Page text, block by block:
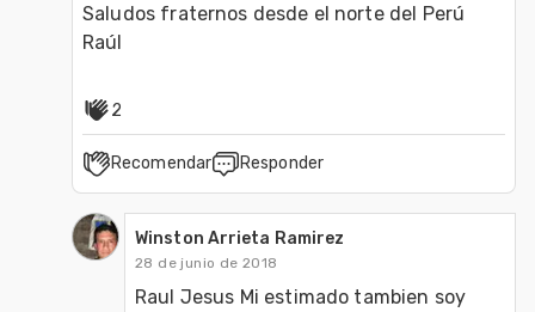
Saludos fraternos desde el norte del Perú
Raúl
2
Recomendar Responder
Winston Arrieta Ramirez
28 de junio de 2018
Raul Jesus Mi estimado tambien soy